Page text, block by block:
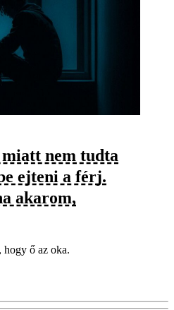
nem tudta
ejteni a férj.
akarom,
hogy ő az oka.